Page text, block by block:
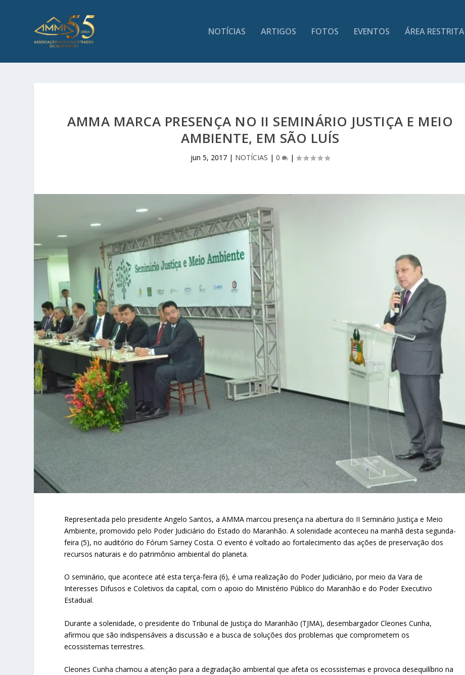
NOTÍCIAS ARTIGOS FOTOS EVENTOS ÁREA RESTRITA
AMMA MARCA PRESENÇA NO II SEMINÁRIO JUSTIÇA E MEIO
AMBIENTE, EM SÃO LUÍS
jun 5, 2017 | NOTÍCIAS |0 |
Representada pelo presidente Angelo Santos, a AMMA marcou presença na abertura do II Seminário Justiça e Meio
Ambiente, promovido pelo Poder Judiciário do Estado do Maranhão. A solenidade aconteceu na manhã desta segunda-
feira (5), no auditório do Fórum Sarney Costa. O evento é voltado ao fortalecimento das ações de preservação dos
recursos naturais e do patrimônio ambiental do planeta.
O seminário, que acontece até esta terça-feira (6), é uma realização do Poder Judiciário, por meio da Vara de
Interesses Difusos e Coletivos da capital, com o apoio do Ministério Público do Maranhão e do Poder Executivo
Estadual.
Durante a solenidade, o presidente do Tribunal de Justiça do Maranhão (TJMA), desembargador Cleones Cunha,
afirmou que são indispensáveis a discussão e a busca de soluções dos problemas que comprometem os
ecossistemas terrestres.
Cleones Cunha chamou a atenção para a degradação ambiental que afeta os ecossistemas e provoca desequilíbrio na